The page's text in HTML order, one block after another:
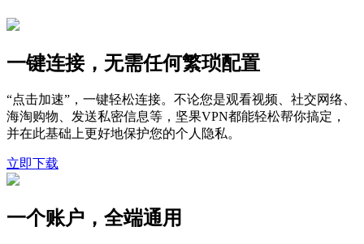
一键连接，无需任何繁琐配置
“点击加速”，一键轻松连接。不论您是观看视频、社交网络、
海淘购物、发送私密信息等，坚果VPN都能轻松帮你搞定，
并在此基础上更好地保护您的个人隐私。
立即下载
一个账户，全端通用